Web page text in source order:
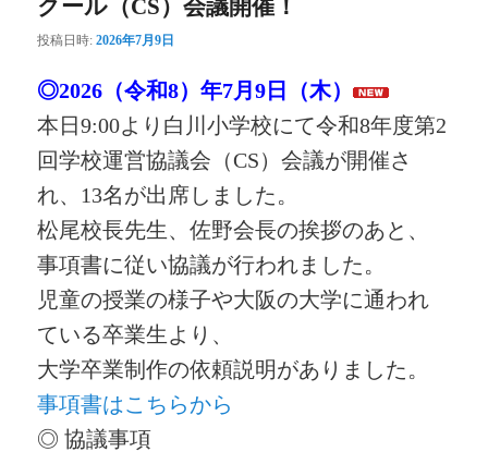
クール（CS）会議開催！
投稿日時:2026年7月9日
◎2026（令和8）年7月9日（木）
本日9:00より白川小学校にて令和8年度第2
回学校運営協議会（CS）会議が開催さ
れ、 13名が出席しました。
松尾校長先生、佐野会長の挨拶のあと、
事項書に従い協議が行われました。
児童の授業の様子や大阪の大学に通われ
ている卒業生より、
大学卒業制作の依頼説明がありました。
事項書はこちらから
◎ 協議事項